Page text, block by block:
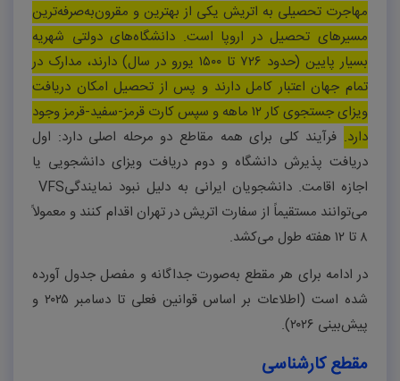
مهاجرت تحصیلی به اتریش یکی از بهترین و مقرون‌به‌صرفه‌ترین
مسیرهای تحصیل در اروپا است. دانشگاه‌های دولتی شهریه
بسیار پایین (حدود ۷۲۶ تا ۱۵۰۰ یورو در سال) دارند، مدارک در
تمام جهان اعتبار کامل دارند و پس از تحصیل امکان دریافت
ویزای جستجوی کار۱۲ ماهه و سپس کارت قرمز-سفید-قرمز وجود
دارد. فرآیند کلی برای همه مقاطع دو مرحله اصلی دارد: اول
دریافت پذیرش دانشگاه و دوم دریافت ویزای دانشجویی یا
اجازه اقامت. دانشجویان ایرانی به دلیل نبود نمایندگیVFS
می‌توانند مستقیماً از سفارت اتریش در تهران اقدام کنند و معمولاً
۸ تا ۱۲ هفته طول می‌کشد.
در ادامه برای هر مقطع به‌صورت جداگانه و مفصل جدول آورده
شده است (اطلاعات بر اساس قوانین فعلی تا دسامبر ۲۰۲۵ و
پیش‌بینی ۲۰۲۶)
.
مقطع کارشناسی